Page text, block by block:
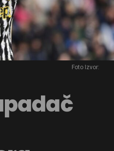
Foto Izvor: